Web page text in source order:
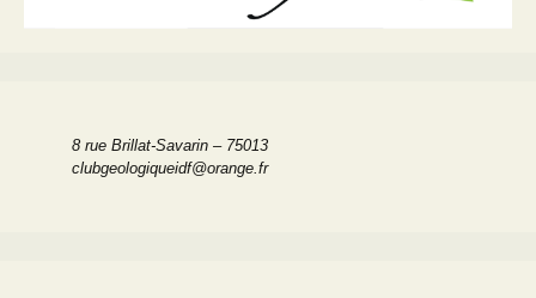
8 rue Brillat-Savarin – 75013
clubgeologiqueidf@orange.fr